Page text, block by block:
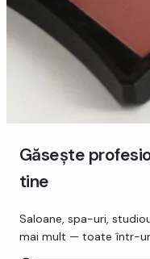
Găsește
tine
Saloane, spa-uri,
mai mult — toate într-